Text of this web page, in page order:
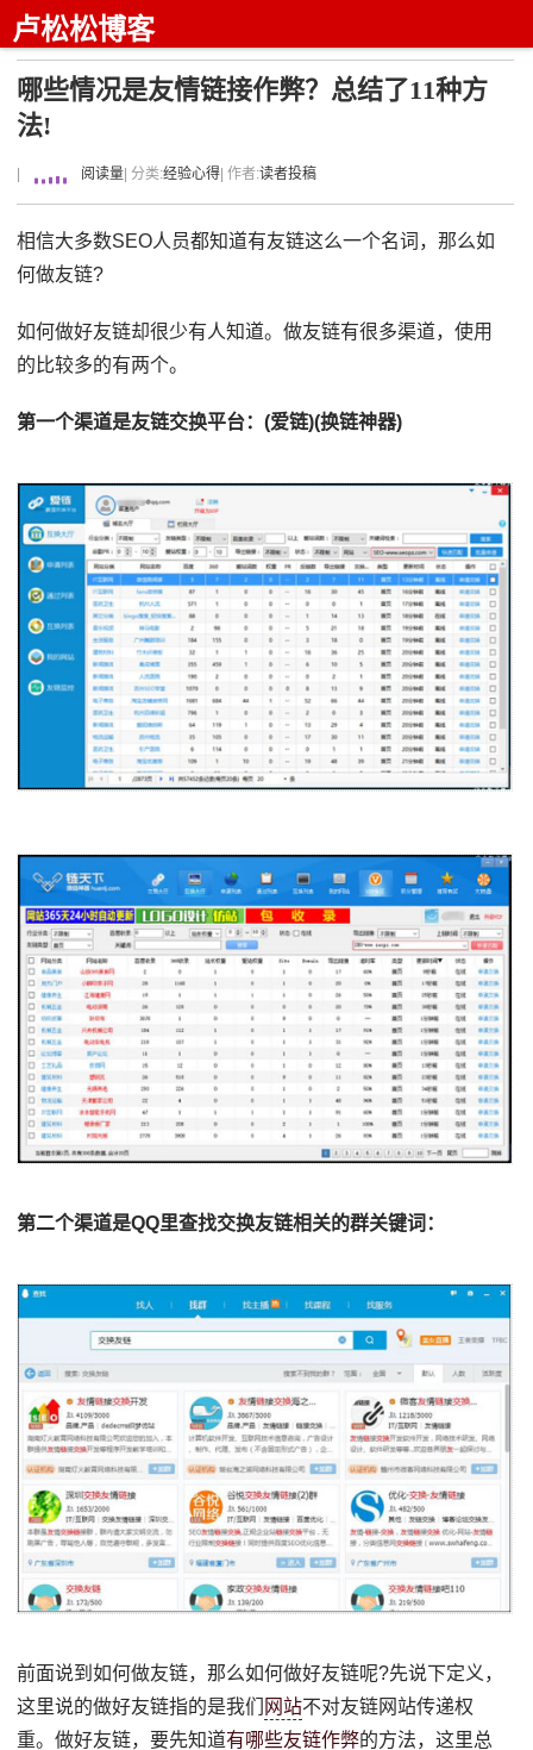
卢松松博客
哪些情况是友情链接作弊？总结了11种方
法!
阅读量 | 分类:经验心得 | 作者:读者投稿
相信大多数SEO人员都知道有友链这么一个名词，那么如
何做友链?
如何做好友链却很少有人知道。做友链有很多渠道，使用
的比较多的有两个。
第一个渠道是友链交换平台：(爱链)(换链神器)
第二个渠道是QQ里查找交换友链相关的群关键词：
前面说到如何做友链，那么如何做好友链呢?先说下定义，
这里说的做好友链指的是我们 网站不对友链网站传递权
重。做好友链，要先知道有哪些友链作弊的方法，这里总